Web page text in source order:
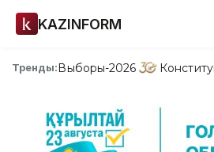
KAZINFORM
Тренды:Выборы-2026